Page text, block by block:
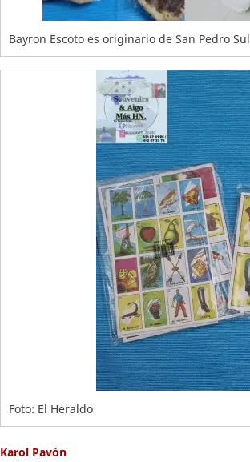
Bayron Escoto es originario de San Pedro
Foto: El Heraldo
Karol Pavón